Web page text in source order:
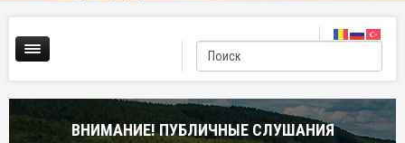
ВНИМАНИЕ! ПУБЛИЧНЫЕ СЛУШАНИЯ